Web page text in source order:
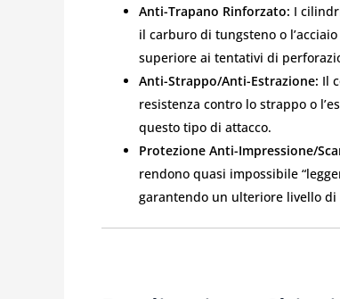
Anti-Trapano Rinforzato: I
il carburo di tungsteno o
superiore ai tentativi di
Anti-Strappo/Anti-Estrazione: Il
resistenza contro lo strappo o
questo tipo di attacco.
Protezione Anti-Impressione/
rendono quasi impossibile
garantendo un ulteriore livello di